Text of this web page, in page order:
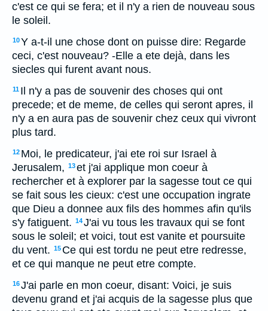
c'est ce qui se fera; et il n'y a rien de nouveau sous
le soleil.
10Y a-t-il une chose dont on puisse dire: Regarde
ceci, c'est nouveau? -Elle a ete dejà, dans les
siecles qui furent avant nous.
11 Il n'y a pas de souvenir des choses qui ont
precede; et de meme, de celles qui seront apres, il
n'y a en aura pas de souvenir chez ceux qui vivront
plus tard.
12 Moi, le predicateur, j'ai ete roi sur Israel à
Jerusalem, 13et j'ai applique mon coeur à
rechercher et à explorer par la sagesse tout ce qui
se fait sous les cieux: c'est une occupation ingrate
que Dieu a donnee aux fils des hommes afin qu'ils
s'y fatiguent. 14J'ai vu tous les travaux qui se font
sous le soleil; et voici, tout est vanite et poursuite
du vent. 15 Ce qui est tordu ne peut etre redresse,
et ce qui manque ne peut etre compte.
16J'ai parle en mon coeur, disant: Voici, je suis
devenu grand et j'ai acquis de la sagesse plus que